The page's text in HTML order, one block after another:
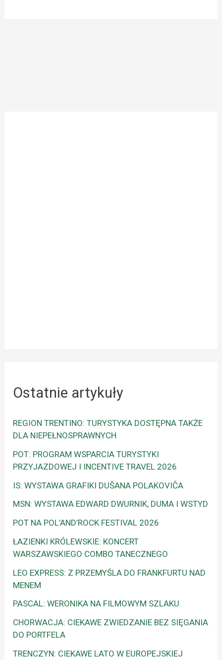
Ostatnie artykuły
REGION TRENTINO: TURYSTYKA DOSTĘPNA TAKŻE
DLA NIEPEŁNOSPRAWNYCH
POT: PROGRAM WSPARCIA TURYSTYKI
PRZYJAZDOWEJ I INCENTIVE TRAVEL 2026
IS: WYSTAWA GRAFIKI DUŠANA POLAKOVIČA
MSN: WYSTAWA EDWARD DWURNIK, DUMA I WSTYD
POT NA POL’AND’ROCK FESTIVAL 2026
ŁAZIENKI KRÓLEWSKIE: KONCERT
WARSZAWSKIEGO COMBO TANECZNEGO
LEO EXPRESS: Z PRZEMYŚLA DO FRANKFURTU NAD
MENEM
PASCAL: WERONIKA NA FILMOWYM SZLAKU.
CHORWACJA: CIEKAWE ZWIEDZANIE BEZ SIĘGANIA
DO PORTFELA
TRENCZYN: CIEKAWE LATO W EUROPEJSKIEJ